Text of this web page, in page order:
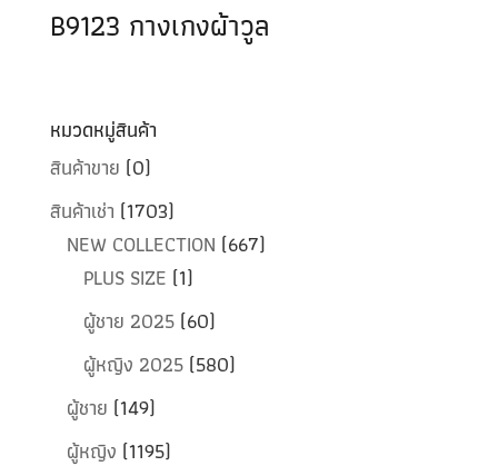
B9123 กางเกงผ้าวูล
หมวดหมู่สินค้า
สินค้าขาย (0)
สินค้าเช่า (1703)
NEW COLLECTION (667)
PLUS SIZE (1)
ผู้ชาย 2025 (60)
ผู้หญิง 2025 (580)
ผู้ชาย (149)
ผู้หญิง (1195)